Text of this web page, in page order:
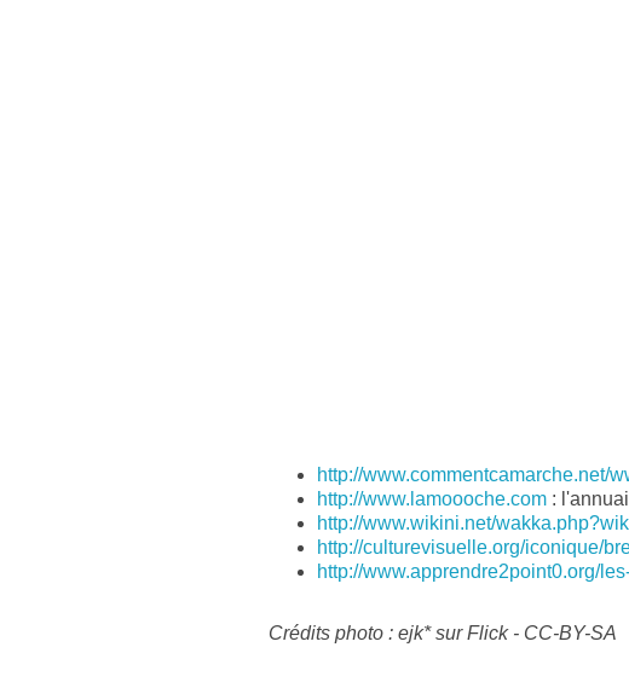
http://www.commentcamarche.net/
http://www.lamoooche.com :
http://www.wikini.net/
http://culturevisuelle.org/iconique/
http://www.apprendre2point0.org/
Crédits photo : ejk* sur Flick - CC-BY-SA